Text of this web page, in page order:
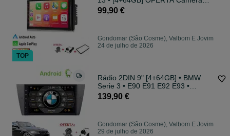
Moldura • GPS
99,90 €
Gondomar (São Cosme), Valbom E Jovim
24 de julho de 2026
Rádio 2DIN 9" [4+64GB] • BMW
Serie 3 • E90 E91 E92 E93 •
Android 320
139,90 €
Gondomar (São Cosme), Valbom E Jovim
29 de julho de 2026
TOP